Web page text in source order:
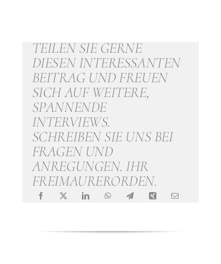
TEILEN SIE GERNE
DIESEN INTERESSANTEN
BEITRAG UND FREUEN
SICH AUF WEITERE,
SPANNENDE
INTERVIEWS.
SCHREIBEN SIE UNS BEI
FRAGEN UND
ANREGUNGEN. IHR
FREIMAURERORDEN.